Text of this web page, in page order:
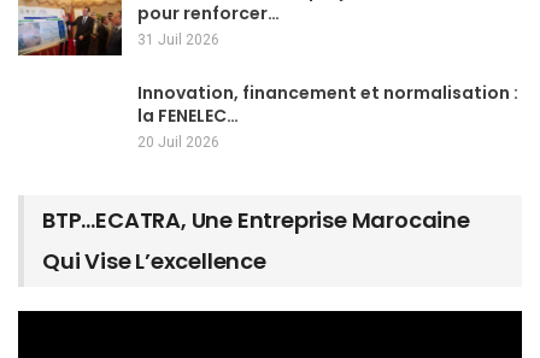
pour renforcer…
31 Juil 2026
Innovation, financement et normalisation :
la FENELEC…
20 Juil 2026
BTP…ECATRA, Une Entreprise Marocaine
Qui Vise L’excellence